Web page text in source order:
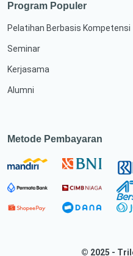
Program Populer
Pelatihan Berbasis Kompetensi
Seminar
Kerjasama
Alumni
Metode Pembayaran
© 2025 -